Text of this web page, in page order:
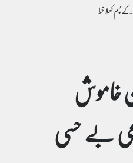
نام کھلا خط
خاموش
بے حسی